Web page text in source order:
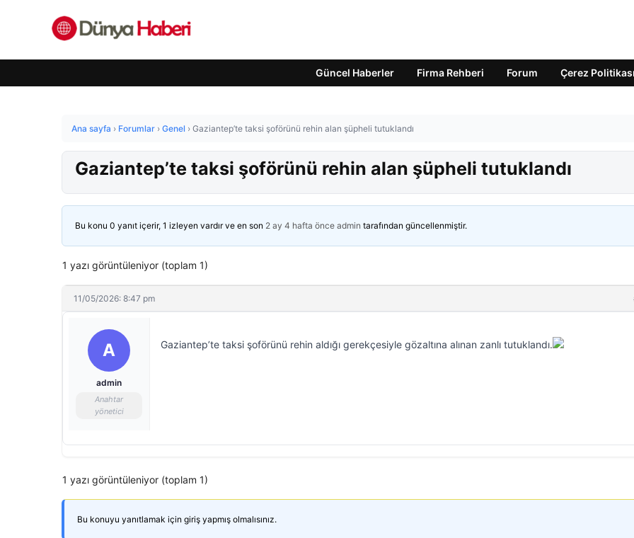
Güncel Haberler Firma Rehberi Forum Çerez Politikası
Ana sayfa › Forumlar › Genel › Gaziantep’te taksi şoförünü rehin alan şüpheli tutuklandı
Gaziantep’te taksi şoförünü rehin alan şüpheli tutuklandı
Bu konu 0 yanıt içerir, 1 izleyen vardır ve en son 2 ay 4 hafta önce admin tarafından güncellenmiştir.
1 yazı görüntüleniyor (toplam 1)
11/05/2026: 8:47 pm
A
admin
Anahtar
yönetici
Gaziantep’te taksi şoförünü rehin aldığı gerekçesiyle gözaltına alınan zanlı tutuklandı.
1 yazı görüntüleniyor (toplam 1)
Bu konuyu yanıtlamak için giriş yapmış olmalısınız.